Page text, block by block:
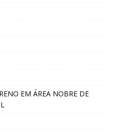
EM ÁREA NOBRE DE